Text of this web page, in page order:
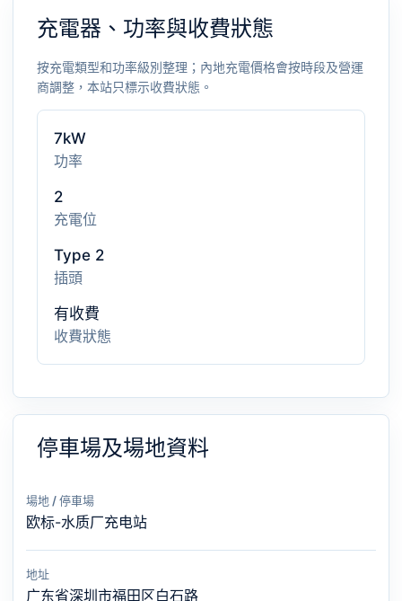
充電器、功率與收費狀態
按充電類型和功率級別整理；內地充電價格會按時段及營運
商調整，本站只標示收費狀態。
7kW
功率
2
充電位
Type 2
插頭
有收費
收費狀態
停車場及場地資料
場地 / 停車場
欧标-水质厂充电站
地址
广东省深圳市福田区白石路